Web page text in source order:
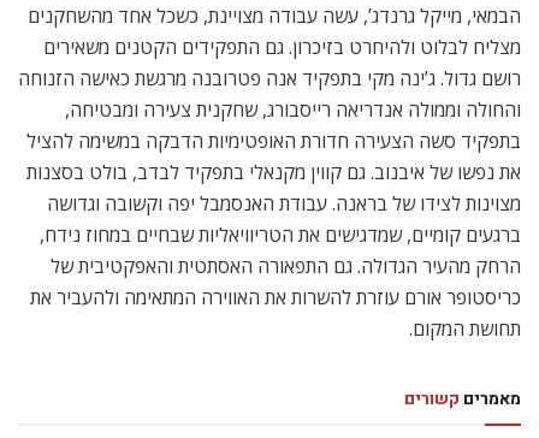
הבמאי, מייקל גרנדג’, עשה עבודה מצויינת, כשכל אחד מהשחקנים
מצליח לבלוט ולהיחרט בזיכרון. גם התפקידים הקטנים משאירים
רושם גדול. ג’ינה מקי בתפקיד אנה פטרובנה מרגשת כאישה הזנוחה
והחולה וממולה אנדריאה רייסבורג, שחקנית צעירה ומבטיחה,
בתפקיד סשה הצעירה חדורת האופטימיות הדבקה במשימה להציל
את נפשו של איבנוב. גם קווין מקנאלי בתפקיד לבדב, בולט בסצנות
מצוינות לצידו של בראנה. עבודת האנסמבל יפה וקשובה וגדושה
ברגעים קומיים, שמדגישים את הטריוויאליות שבחיים במחוז נידח,
הרחק מהעיר הגדולה. גם התפאורה האסתטית והאפקטיבית של
כריסטופר אורם עוזרת להשרות את האווירה המתאימה ולהעביר את
תחושת המקום.
מאמרים קשורים